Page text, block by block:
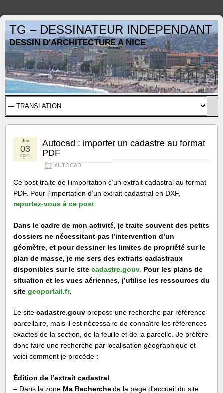
TG – DESSINATEUR INDEPENDANT
DESSIN D'ARCHITECTURE A NICE
Autocad : importer un cadastre au format
PDF
AUTOCAD
Jun
03
2021
Ce post traite de l’importation d’un extrait cadastral au format
PDF. Pour l’importation d’un extrait cadastral en DXF,
reportez-vous à ce post
Dans le cadre de mon activité, je traite souvent des petits
dossiers ne nécessitant pas l’intervention d’un
géomètre, et pour dessiner les limites de propriété sur le
plan de masse, je me sers des extraits cadastraux
disponibles sur le site cadastre.gouv. Pour les plans de
situation et les vues aériennes, j’utilise les ressources du
site geoportail.fr.
Le site cadastre.gouv propose une recherche par référence
parcellaire, mais il est nécessaire de connaître les références
exactes de la section, de la feuille et de la parcelle. Je préfère
donc faire une recherche par localisation géographique et
voici comment je procède :
Édition de l’extrait cadastral
– Dans la zone Ma Recherche de la page d’accueil du site